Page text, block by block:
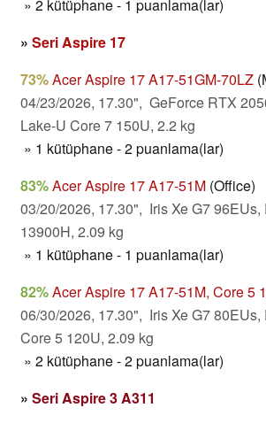
» 2 kütüphane - 1 puanlama(lar)
» Seri Aspire 17
73%Acer Aspire 17 A17-51GM-70LZ
04/23/2026, 17.30", GeForce RTX
Lake-U Core 7 150U, 2.2 kg
» 1 kütüphane - 2 puanlama(lar)
83%Acer Aspire 17 A17-51M (Office)
03/20/2026, 17.30", Iris Xe G7
13900H, 2.09 kg
» 1 kütüphane - 1 puanlama(lar)
82%Acer Aspire 17 A17-51M, Core 5
06/30/2026, 17.30", Iris Xe G7 80EUs,
Core 5 120U, 2.09 kg
» 2 kütüphane - 2 puanlama(lar)
» Seri Aspire 3 A311